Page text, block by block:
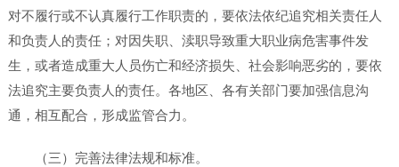
对不履行或不认真履行工作职责的，要依法依纪追究相关责任人
和负责人的责任；对因失职、渎职导致重大职业病危害事件发
生，或者造成重大人员伤亡和经济损失、社会影响恶劣的，要依
法追究主要负责人的责任。各地区、各有关部门要加强信息沟
通，相互配合，形成监管合力。
（三）完善法律法规和标准。